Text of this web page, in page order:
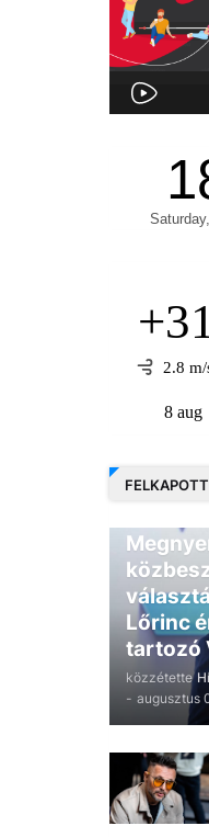
2.8 m/
Lőrinc
tartozó
közzétette
- augusztus